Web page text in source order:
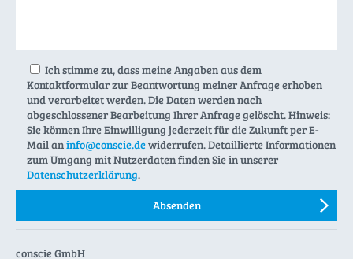
Ich stimme zu, dass meine Angaben aus dem
Kontaktformular zur Beantwortung meiner Anfrage erhoben
und verarbeitet werden. Die Daten werden nach
abgeschlossener Bearbeitung Ihrer Anfrage gelöscht. Hinweis:
Sie können Ihre Einwilligung jederzeit für die Zukunft per E-
Mail aninfo@conscie.dewiderrufen. Detaillierte Informationen
zum Umgang mit Nutzerdaten finden Sie in unserer
Datenschutzerklärung.
conscie GmbH